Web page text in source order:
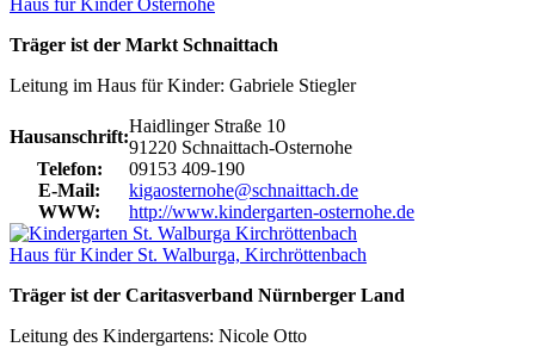
Haus für Kinder Osternohe
Träger ist der Markt Schnaittach
Leitung im Haus für Kinder: Gabriele Stiegler
Hausanschrift:
Haidlinger Straße 10
91220 Schnaittach-Osternohe
Telefon:
09153 409-190
E-Mail:
kigaosternohe@schnaittach.de
WWW:
http://www.kindergarten-osternohe.de
Haus für Kinder St. Walburga, Kirchröttenbach
Träger ist der Caritasverband Nürnberger Land
Leitung des Kindergartens: Nicole Otto